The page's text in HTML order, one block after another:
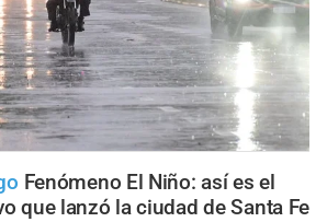
Fenómeno El Niño: así es el
que lanzó la ciudad de Santa Fe